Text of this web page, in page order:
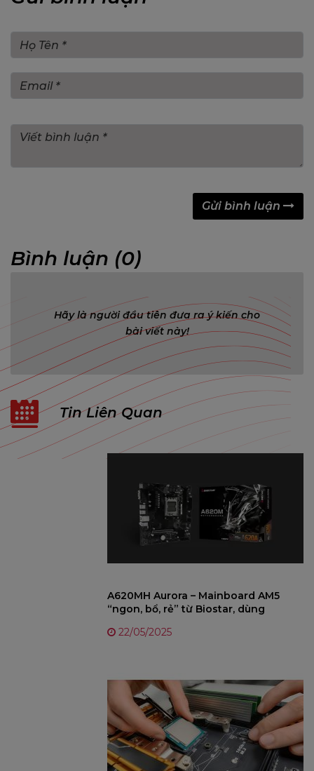
Gửi bình luận
Bình luận (0)
Hãy là người đầu tiên đưa ra ý kiến cho
bài viết này!
Tin Liên Quan
A620MH Aurora – Mainboard AM5
“ngon, bổ, rẻ” từ Biostar, dùng
22/05/2025